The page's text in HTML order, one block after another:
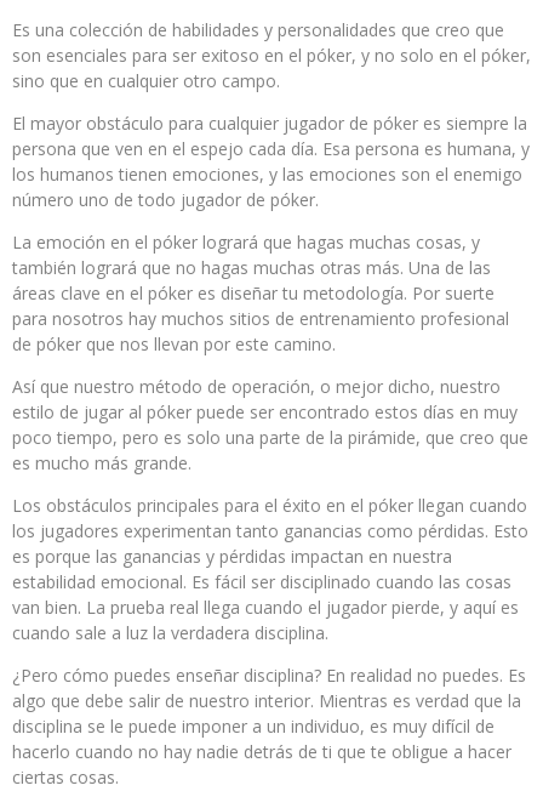
Es una colección de habilidades y personalidades que creo que
son esenciales para ser exitoso en el póker, y no solo en el póker,
sino que en cualquier otro campo.
El mayor obstáculo para cualquier jugador de póker es siempre la
persona que ven en el espejo cada día. Esa persona es humana, y
los humanos tienen emociones, y las emociones son el enemigo
número uno de todo jugador de póker.
La emoción en el póker logrará que hagas muchas cosas, y
también logrará que no hagas muchas otras más. Una de las
áreas clave en el póker es diseñar tu metodología. Por suerte
para nosotros hay muchos sitios de entrenamiento profesional
de póker que nos llevan por este camino.
Así que nuestro método de operación, o mejor dicho, nuestro
estilo de jugar al póker puede ser encontrado estos días en muy
poco tiempo, pero es solo una parte de la pirámide, que creo que
es mucho más grande.
Los obstáculos principales para el éxito en el póker llegan cuando
los jugadores experimentan tanto ganancias como pérdidas. Esto
es porque las ganancias y pérdidas impactan en nuestra
estabilidad emocional. Es fácil ser disciplinado cuando las cosas
van bien. La prueba real llega cuando el jugador pierde, y aquí es
cuando sale a luz la verdadera disciplina.
¿Pero cómo puedes enseñar disciplina? En realidad no puedes. Es
algo que debe salir de nuestro interior. Mientras es verdad que la
disciplina se le puede imponer a un individuo, es muy difícil de
hacerlo cuando no hay nadie detrás de ti que te obligue a hacer
ciertas cosas.